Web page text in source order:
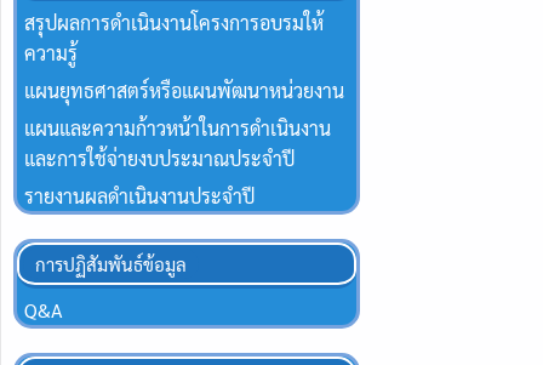
สรุปผลการดำเนินงานโครงการอบรมให้
ความรู้
แผนยุทธศาสตร์หรือแผนพัฒนาหน่วยงาน
แผนและความก้าวหน้าในการดำเนินงาน
และการใช้จ่ายงบประมาณประจำปี
รายงานผลดำเนินงานประจำปี
การปฏิสัมพันธ์ข้อมูล
Q&A